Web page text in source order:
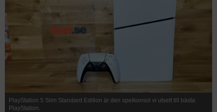
PlayStation 5 Slim Standard Edition är den spelkonsol vi utsett till bästa
PlayStation.